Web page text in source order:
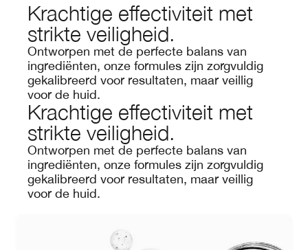
Krachtige effectiviteit met
strikte veiligheid.
Ontworpen met de perfecte balans van
ingrediënten, onze formules zijn zorgvuldig
gekalibreerd voor resultaten, maar veillig
voor de huid.
Krachtige effectiviteit met
strikte veiligheid.
Ontworpen met de perfecte balans van
ingrediënten, onze formules zijn zorgvuldig
gekalibreerd voor resultaten, maar veillig
voor de huid.